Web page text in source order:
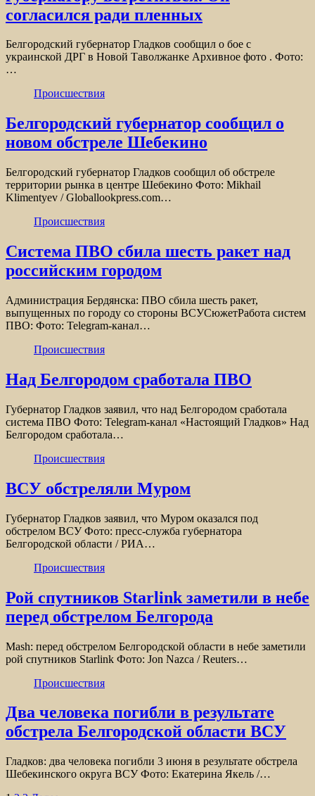
согласился ради пленных
Белгородский губернатор Гладков сообщил о бое с
украинской ДРГ в Новой Таволжанке Архивное фото . Фото:
…
Происшествия
Белгородский губернатор сообщил о
новом обстреле Шебекино
Белгородский губернатор Гладков сообщил об обстреле
территории рынка в центре Шебекино Фото: Mikhail
Klimentyev / Globallookpress.com…
Происшествия
Система ПВО сбила шесть ракет над
российским городом
Администрация Бердянска: ПВО сбила шесть ракет,
выпущенных по городу со стороны ВСУСюжетРабота систем
ПВО: Фото: Telegram-канал…
Происшествия
Над Белгородом сработала ПВО
Губернатор Гладков заявил, что над Белгородом сработала
система ПВО Фото: Telegram-канал «Настоящий Гладков» Над
Белгородом сработала…
Происшествия
ВСУ обстреляли Муром
Губернатор Гладков заявил, что Муром оказался под
обстрелом ВСУ Фото: пресс-служба губернатора
Белгородской области / РИА…
Происшествия
Рой спутников Starlink заметили в небе
перед обстрелом Белгорода
Mash: перед обстрелом Белгородской области в небе заметили
рой спутников Starlink Фото: Jon Nazca / Reuters…
Происшествия
Два человека погибли в результате
обстрела Белгородской области ВСУ
Гладков: два человека погибли 3 июня в результате обстрела
Шебекинского округа ВСУ Фото: Екатерина Якель /…